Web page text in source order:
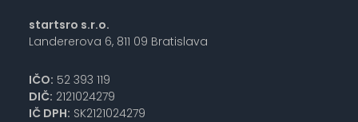
startsro s.r.o.
Landererova 6, 811 09 Bratislava
IČO: 52 393 119
DIČ: 2121024279
IČ DPH: SK2121024279